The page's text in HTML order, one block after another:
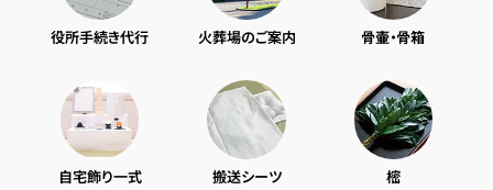
役所手続き代行 火葬場のご案内 骨壷・骨箱
自宅飾り一式 搬送シーツ 樒